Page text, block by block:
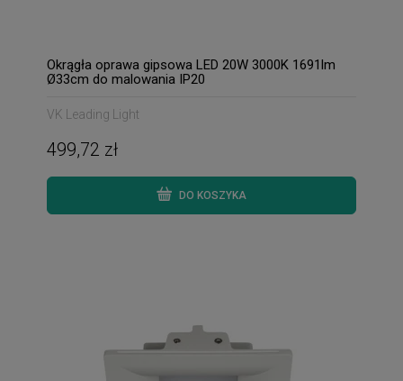
Okrągła oprawa gipsowa LED 20W 3000K 1691lm
Ø33cm do malowania IP20
VK Leading Light
499,72 zł
DO KOSZYKA